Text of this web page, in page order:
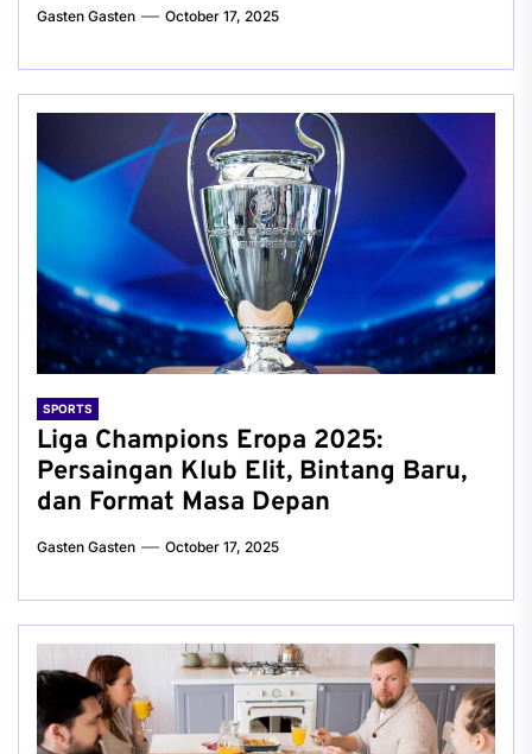
Gasten Gasten October 17, 2025
SPORTS
Liga Champions Eropa 2025:
Persaingan Klub Elit, Bintang Baru,
dan Format Masa Depan
Gasten Gasten October 17, 2025